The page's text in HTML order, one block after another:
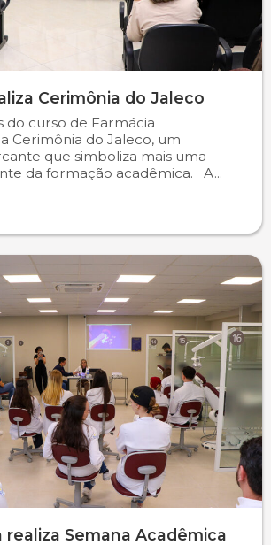
Cerimônia do Jaleco
do curso de Farmácia
Cerimônia do Jaleco, um
que simboliza mais uma
da formação acadêmica. A...
Semana Acadêmica